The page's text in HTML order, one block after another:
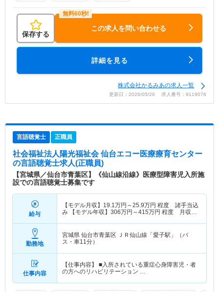
保存する
この求人を問い合わせる
詳細を見る
株式会社かるみあの求人一覧
更新日：2026/05/26 求人番号：9119076
言語聴覚士 正職員
社会福祉法人陽光福祉会 仙台エコー医療療育センター
の言語聴覚士求人(正職員)
【宮城県／仙台市青葉区】《仙山線沿線》医療型障害児入所施
設での言語聴覚士募集です
給与
【モデル月収】 19.1 万円～25.9万円 程度 諸手当込
み 【モデル年収】 306万円～415万円 程度 月収12
勤務地
宮城県 仙台市青葉区
ＪＲ仙山線「愛子駅」（バ
ス・車11分）
仕事内容
【仕事内容】 ■入所されている重症心身障害児・者